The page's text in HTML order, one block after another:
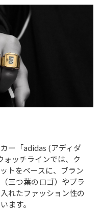
ー「adidas (アディダ
ォッチラインでは、ク
トをベースに、ブラン
三つ葉のロゴ）やブラ
れたファッション性の
ます。